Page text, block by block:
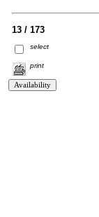
13 / 173
select
print